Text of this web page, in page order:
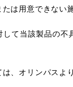
は用意できない
して当該製品の
、オリンパスよ